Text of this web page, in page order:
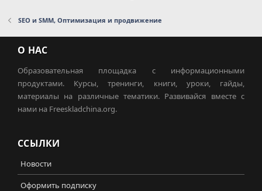
SEO и SMM, Оптимизация и продвижение
О НАС
Образовательная площадка с информационными
продуктами. Курсы, тренинги, книги, уроки, гайды,
материалы на различные тематики. Развивайся вместе с
нами на Freeskladchina.org.
ССЫЛКИ
Новости
Оформить подписку